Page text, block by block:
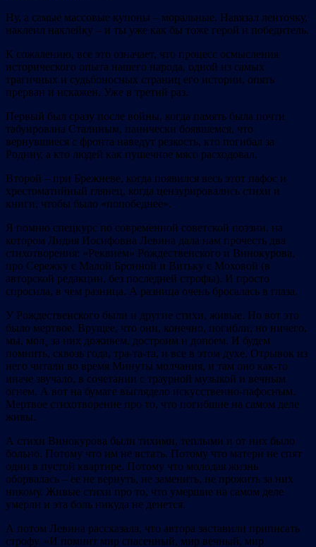
Ну, а самые массовые купоны – моральные. Навязал ленточку,
наклеил наклейку – и ты уже как бы тоже герой и победитель.
К сожалению, все это означает, что процесс осмысления
исторического опыта нашего народа, одной из самых
трагичных и судьбоносных страниц его истории, опять
прерван и искажен. Уже в третий раз.
Первый был сразу после войны, когда память была почти
табуирована Сталиным, панически боявшемся, что
вернувшиеся с фронта наведут резкость, кто погибал за
Родину, а кто людей как пушечное мясо расходовал.
Второй – при Брежневе, когда появился весь этот пафос и
хрестоматийный глянец, когда цензурировались стихи и
книги, чтобы было «попобеднее».
Я помню спецкурс по современной советской поэзии, на
котором Лидия Иосифовна Левина дала нам прочесть два
стихотворения: «Реквием» Рождественского и Винокурова,
про Сережку с Малой Бронной и Витьку с Моховой (в
авторской редакции, без последней строфы). И просто
спросила, в чем разница. А разница очень бросалась в глаза.
У Рождественского были и другие стихи, живые. Но вот это
было мертвое. Врущее, что они, конечно, погибли, но ничего,
мы, мол¸ за них доживем, достроим и допоем. И будем
помнить, сквозь года, тра-та-та, и все в этом духе. Отрывок из
него читали во время Минуты молчания, и там оно как-то
иначе звучало, в сочетании с траурной музыкой и вечным
огнем. А вот на бумаге выглядело искусственно-пафосным.
Мертвое стихотворение про то, что погибшие на самом деле
живы.
А стихи Винокурова были тихими, теплыми и от них было
больно. Потому что им не встать. Потому что матери не спят
одни в пустой квартире. Потому что молодая жизнь
оборвалась – ее не вернуть, не заменить, не прожить за них
никому. Живые стихи про то, что умершие на самом деле
умерли и эта боль никуда не денется.
А потом Левина рассказала, что автора заставили приписать
строфу. «И помнит мир спасенный, мир вечный, мир